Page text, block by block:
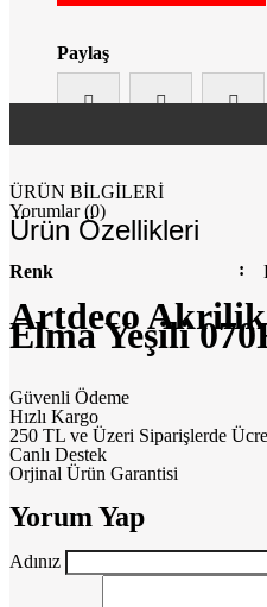
Paylaş
ÜRÜN BİLGİLERİ
Yorumlar (0)
Ürün Özellikleri
Renk
Artdeco
Elma Yeşili
Güvenli Ödeme
Hızlı Kargo
250 TL ve Üzeri Siparişlerde
Canlı Destek
Orjinal Ürün Garantisi
Yorum Yap
Adınız